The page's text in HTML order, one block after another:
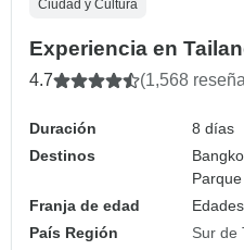
Ciudad y Cultura
Experiencia en
4.7 (1,568
Duración
8 días
Destinos
Franja de edad
País Región
Sur de